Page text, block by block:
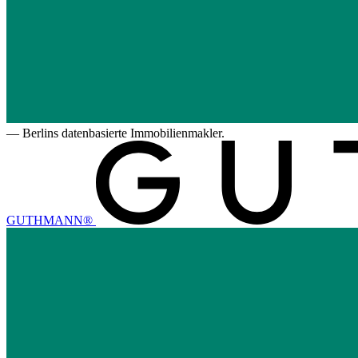
— Berlins datenbasierte Immobilienmakler.
GUTHMANN®